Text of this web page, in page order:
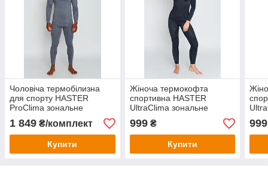
Чоловіча термобілизна
для спорту HASTER
ProClima зональне
безшовне
1 849 ₴/комплект
Купити
Жіноча термокофта
спортивна HASTER
UltraClima зональне
безшовне термобілизна
999₴
Купити
999